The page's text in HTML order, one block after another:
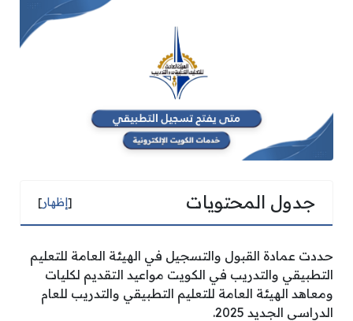
جدول المحتويات [إظهار]
حددت عمادة القبول والتسجيل في الهيئة العامة للتعليم
التطبيقي والتدريب في الكويت مواعيد التقديم لكليات
ومعاهد الهيئة العامة للتعليم التطبيقي والتدريب للعام
الدراسي الجديد 2025.